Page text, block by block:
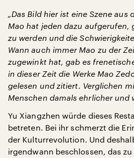
„Das Bild hier ist eine Szene aus
Mao hat jeden dazu aufgerufen,
zu werden und die
Wann auch immer Mao zu der
zugewinkt hat, gab es
in dieser Zeit die Werke Mao
gelesen und zitiert. Verglichen
Menschen damals ehrlicher und
Yu Xiangzhen würde dieses
betreten. Bei ihr schmerzt die
der Kulturrevolution. Und
irgendwann beschlossen, das